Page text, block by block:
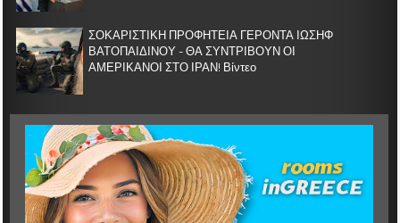
ΣΟΚΑΡΙΣΤΙΚΗ ΠΡΟΦΗΤΕΙΑ ΓΕΡΟΝΤΑ ΙΩΣΗΦ
ΒΑΤΟΠΑΙΔΙΝΟΥ - ΘΑ ΣΥΝΤΡΙΒΟΥΝ ΟΙ
ΑΜΕΡΙΚΑΝΟΙ ΣΤΟ ΙΡΑΝ! Βίντεο